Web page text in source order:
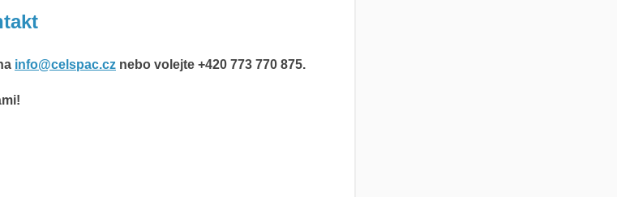
info@celspac.cz nebo volejte +420 773 770 875.